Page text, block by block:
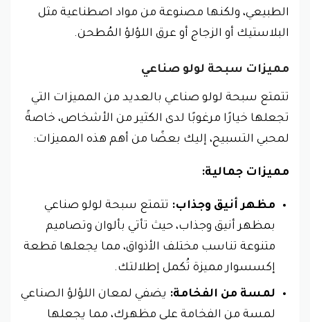
الطبيعي، ولكنها مصنوعة من مواد اصطناعية مثل
البلاستيك أو الزجاج أو عرق اللؤلؤ المُطحن.
مميزات سبحة لولو صناعي
تتمتع سبحة لولو صناعي بالعديد من المميزات التي
تجعلها خيارًا مرغوبًا لدى الكثير من الأشخاص، خاصةً
لمحبي التسبيح، إليك بعضًا من أهم هذه المميزات:
مميزات جمالية:
مظهر أنيق وجذاب: تتمتع سبحة لولو صناعي
بمظهر أنيق وجذاب، حيث تأتي بألوان وتصاميم
متنوعة تناسب مختلف الأذواق، مما يجعلها قطعة
إكسسوار مميزة تُكمل إطلالتك.
لمسة من الفخامة: يضفي لمعان اللؤلؤ الصناعي
لمسة من الفخامة على مظهرك، مما يجعلها